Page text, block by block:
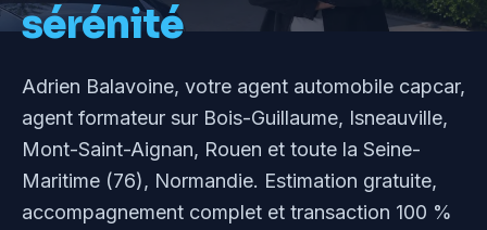
sérénité
Adrien Balavoine, votre agent automobile capcar,
agent formateur sur Bois-Guillaume, Isneauville,
Mont-Saint-Aignan, Rouen et toute la Seine-
Maritime (76), Normandie. Estimation gratuite,
accompagnement complet et transaction 100 %